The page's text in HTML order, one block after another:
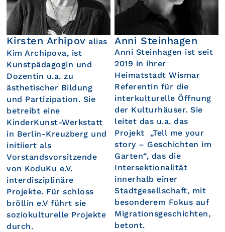
Kirsten Arhipov alias
Kim Archipova, ist
Kunstpädagogin und
Dozentin u.a. zu
ästhetischer Bildung
und Partizipation. Sie
betreibt eine
KinderKunst-Werkstatt
in Berlin-Kreuzberg und
initiiert als
Vorstandsvorsitzende
von KoduKu e.V.
interdisziplinäre
Projekte. Für schloss
bröllin e.V führt sie
soziokulturelle Projekte
durch.
Anni Steinhagen
Anni Steinhagen ist seit
2019 in ihrer
Heimatstadt Wismar
Referentin für die
interkulturelle Öffnung
der Kulturhäuser. Sie
leitet das u.a. das
Projekt „Tell me your
story – Geschichten im
Garten“, das die
Intersektionalität
innerhalb einer
Stadtgesellschaft, mit
besonderem Fokus auf
Migrationsgeschichten,
betont.